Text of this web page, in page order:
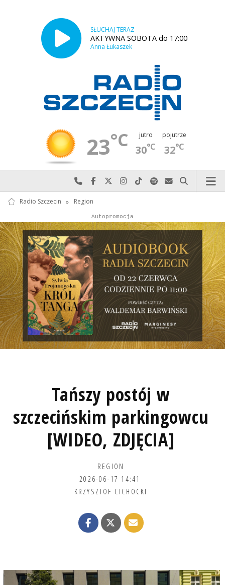
SŁUCHAJ TERAZ
AKTYWNA SOBOTA do 17:00
Anna Łukaszek
23°C jutro
30°C
pojutrze
32°C
Najlepiej po prostu do nas zadzwoń
Odwiedź nas na Facebook-u
Odwiedź nas na X
Odwiedź nas na Instagram-ie
Odwiedź nas na TikTok-u
Szukaj nas na Spotify
Wyślij do nas
Szukaj
Radio Szczecin » Region
Reklama
Autopromocja
Tańszy postój w
szczecińskim parkingowcu
[WIDEO, ZDJĘCIA]
REGION
2026-06-17 14:41
KRZYSZTOF CICHOCKI